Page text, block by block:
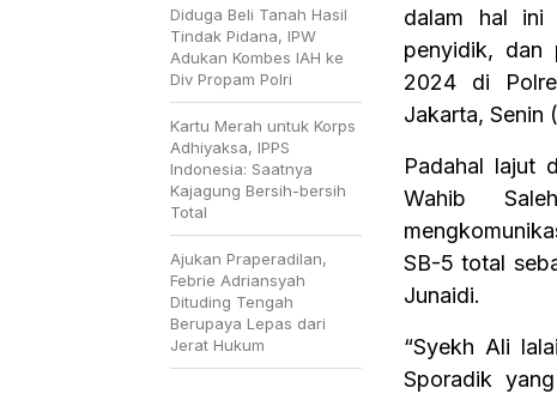
dalam hal ini
penyidik, dan
2024 di
Jakarta, Senin
Padahal lajut
Wahib
SB-5 total
Junaidi.
“Syekh Ali
Sporadik
Diduga Beli Tanah Hasil
Tindak Pidana, IPW
Adukan Kombes IAH ke
Div Propam Polri
Kartu Merah untuk Korps
Adhiyaksa, IPPS
Indonesia: Saatnya
Kajagung Bersih-bersih
Total
Ajukan Praperadilan,
Febrie Adriansyah
Dituding Tengah
Berupaya Lepas dari
Jerat Hukum